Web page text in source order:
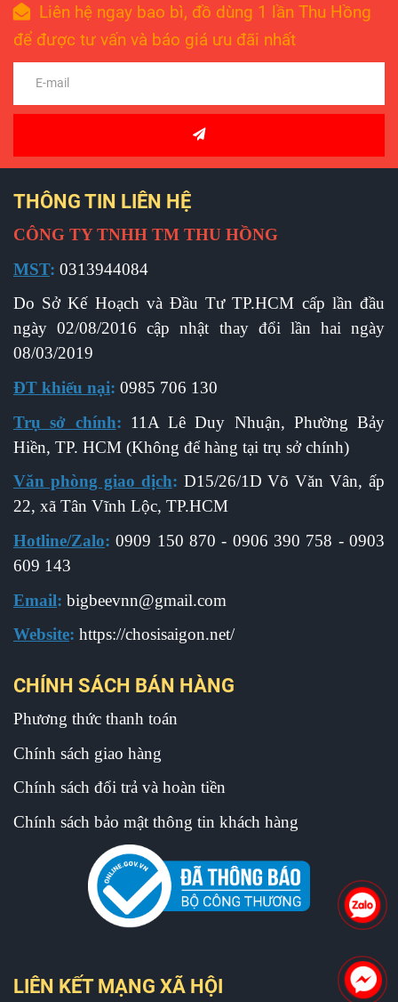
Liên hệ ngay bao bì, đồ dùng 1 lần Thu Hồng
để được tư vấn và báo giá ưu đãi nhất
THÔNG TIN LIÊN HỆ
CÔNG TY TNHH TM THU HỒNG
MST: 0313944084
Do Sở Kế Hoạch và Đầu Tư TP.HCM cấp lần đầu
ngày 02/08/2016 cập nhật thay đổi lần hai ngày
08/03/2019
ĐT khiếu nại: 0985 706 130
Trụ sở chính: 11A Lê Duy Nhuận, Phường Bảy
Hiền, TP. HCM (Không để hàng tại trụ sở chính)
Văn phòng giao dịch: D15/26/1D Võ Văn Vân, ấp
22, xã Tân Vĩnh Lộc, TP.HCM
Hotline/Zalo: 0909 150 870 - 0906 390 758 - 0903
609 143
Email: bigbeevnn@gmail.com
Website: https://chosisaigon.net/
CHÍNH SÁCH BÁN HÀNG
Phương thức thanh toán
Chính sách giao hàng
Chính sách đổi trả và hoàn tiền
Chính sách bảo mật thông tin khách hàng
LIÊN KẾT MẠNG XÃ HỘI